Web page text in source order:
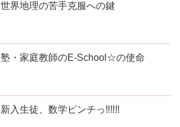
世界地理の苦手克服への鍵
塾・家庭教師のE-School☆の使命
新入生徒、数学ピンチっ‼‼‼